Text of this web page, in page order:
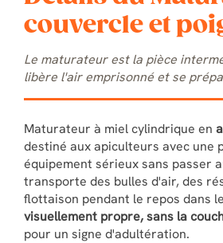
couvercle et
Le maturateur est la pièce
libère l'air emprisonné et se
Maturateur à miel cylindrique en
destiné aux apiculteurs avec une
équipement sérieux sans passer
transporte des bulles d'air, des
flottaison pendant le repos dans
visuellement propre, sans la
pour un signe d'adultération.